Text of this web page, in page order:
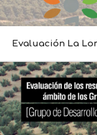
Evaluación La